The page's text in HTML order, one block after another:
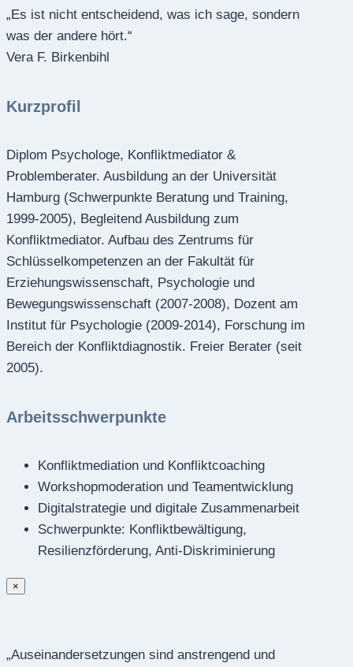
„Es ist nicht entscheidend, was ich sage, sondern
was der andere hört.“
Vera F. Birkenbihl
Kurzprofil
Diplom Psychologe, Konfliktmediator &
Problemberater. Ausbildung an der Universität
Hamburg (Schwerpunkte Beratung und Training,
1999-2005), Begleitend Ausbildung zum
Konfliktmediator. Aufbau des Zentrums für
Schlüsselkompetenzen an der Fakultät für
Erziehungswissenschaft, Psychologie und
Bewegungswissenschaft (2007-2008), Dozent am
Institut für Psychologie (2009-2014), Forschung im
Bereich der Konfliktdiagnostik. Freier Berater (seit
2005).
Arbeitsschwerpunkte
Konfliktmediation und Konfliktcoaching
Workshopmoderation und Teamentwicklung
Digitalstrategie und digitale Zusammenarbeit
Schwerpunkte: Konfliktbewältigung,
Resilienzförderung, Anti-Diskriminierung
×
„Auseinandersetzungen sind anstrengend und